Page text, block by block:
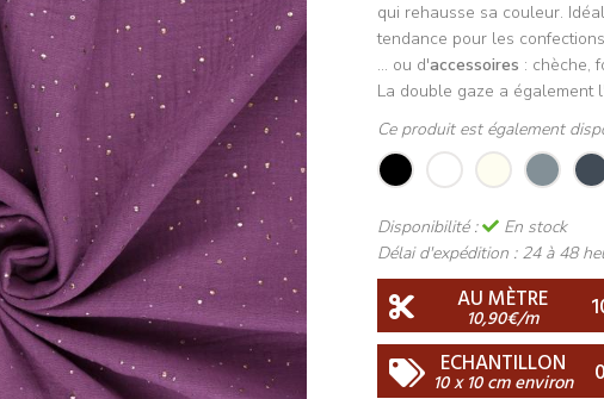
qui rehausse sa couleur.
tendance pour les
... ou d'accessoires : chèche,
La double gaze a également
Ce produit est également
Disponibilité :
En stock
Délai d'expédition : 24 à 48
AU MÈTRE
10,90€/m
ECHANTILLON
10 x 10 cm environ